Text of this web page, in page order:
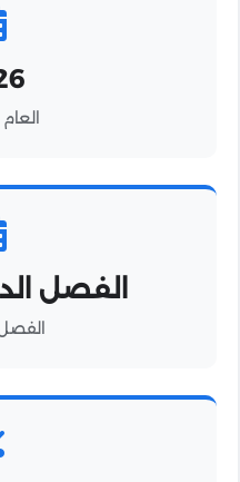
الفصل